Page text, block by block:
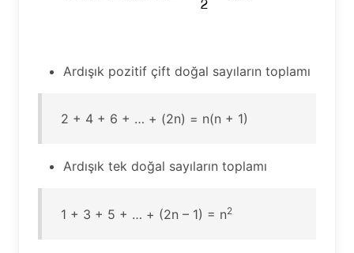
Ardışık pozitif çift doğal sayıların toplamı
2 + 4 + 6 + … + (2n) = n(n + 1)
Ardışık tek doğal sayıların toplamı
1 + 3 + 5 + … + (2n – 1) = n2